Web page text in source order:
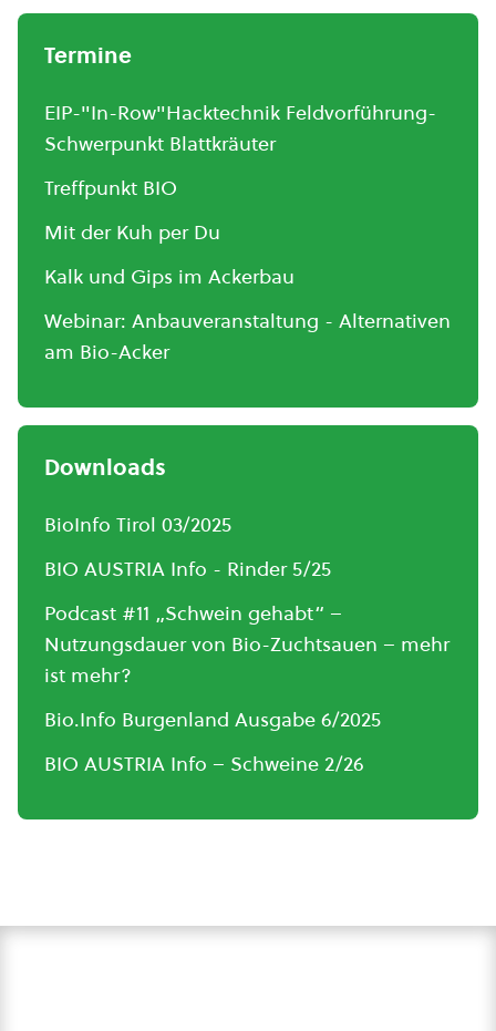
Termine
EIP-"In-Row"Hacktechnik Feldvorführung-
Schwerpunkt Blattkräuter
Treffpunkt BIO
Mit der Kuh per Du
Kalk und Gips im Ackerbau
Webinar: Anbauveranstaltung - Alternativen
am Bio-Acker
Downloads
BioInfo Tirol 03/2025
BIO AUSTRIA Info - Rinder 5/25
Podcast #11 „Schwein gehabt“ –
Nutzungsdauer von Bio-Zuchtsauen – mehr
ist mehr?
Bio.Info Burgenland Ausgabe 6/2025
BIO AUSTRIA Info – Schweine 2/26